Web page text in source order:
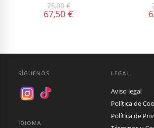
75,00€
67,50€
SÍGUENOS
IDIOMA
LEGAL
Aviso legal
Política de
Política de